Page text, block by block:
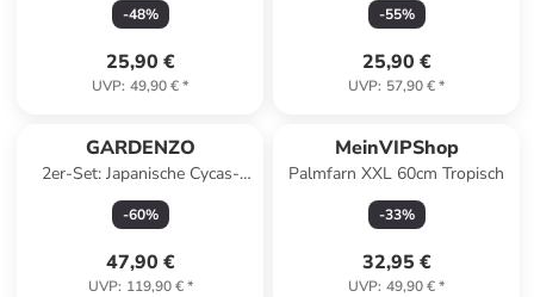
-48%
25,90 €
UVP: 49,90 €*
-55%
25,90 €
UVP: 57,90 €*
GARDENZO
2er-Set: Japanische Cycas-
Palme
-60%
47,90 €
UVP: 119,90 €*
MeinVIPShop
Palmfarn XXL 60cm Tropisch
-33%
32,95 €
UVP: 49,90 €*